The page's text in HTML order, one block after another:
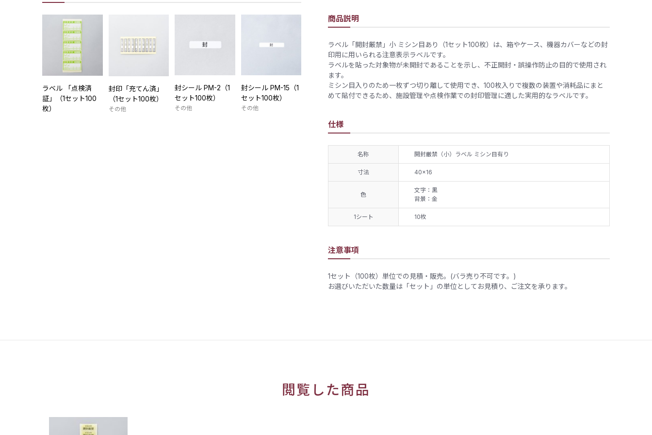
ラベル 「点検済
証」（1セット100
枚）
封印「充てん済」
（1セット100枚）
その他
封シール PM-2（1
セット100枚）
その他
封シール PM-15（1
セット100枚）
その他
商品説明
ラベル「開封厳禁」小 ミシン目あり（1セット100枚）は、箱やケース、機器カバーなどの封
印用に用いられる注意表示ラベルです。
ラベルを貼った対象物が未開封であることを示し、不正開封・誤操作防止の目的で使用され
ます。
ミシン目入りのため一枚ずつ切り離して使用でき、100枚入りで複数の装置や消耗品にまと
めて貼付できるため、施設管理や点検作業での封印管理に適した実用的なラベルです。
仕様
名称 開封厳禁（小）ラベル ミシン目有り
寸法 40×16
色
文字：黒
背景：金
1シート 10枚
注意事項
1セット（100枚）単位での見積・販売。(バラ売り不可です。)
お選びいただいた数量は「セット」の単位としてお見積り、ご注文を承ります。
閲覧した商品